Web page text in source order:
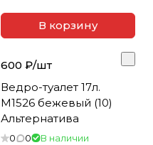
В корзину
600 ₽/шт
Ведро-туалет 17л.
М1526 бежевый (10)
Альтернатива
0 0
В наличии